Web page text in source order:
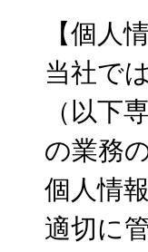
【個人
当社で
（以下
の業務
個人情
適切に